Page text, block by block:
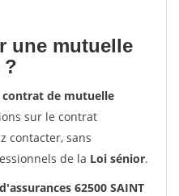
une mutuelle
?
contrat de mutuelle
sur le contrat
contacter, sans
de la Loi sénior.
62500 SAINT